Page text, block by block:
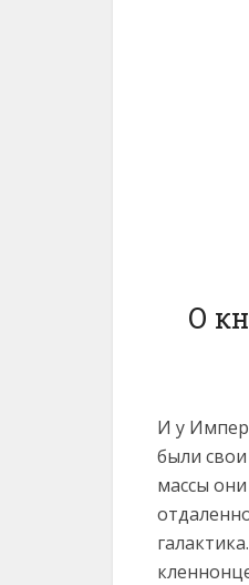
О
И у
были
массы